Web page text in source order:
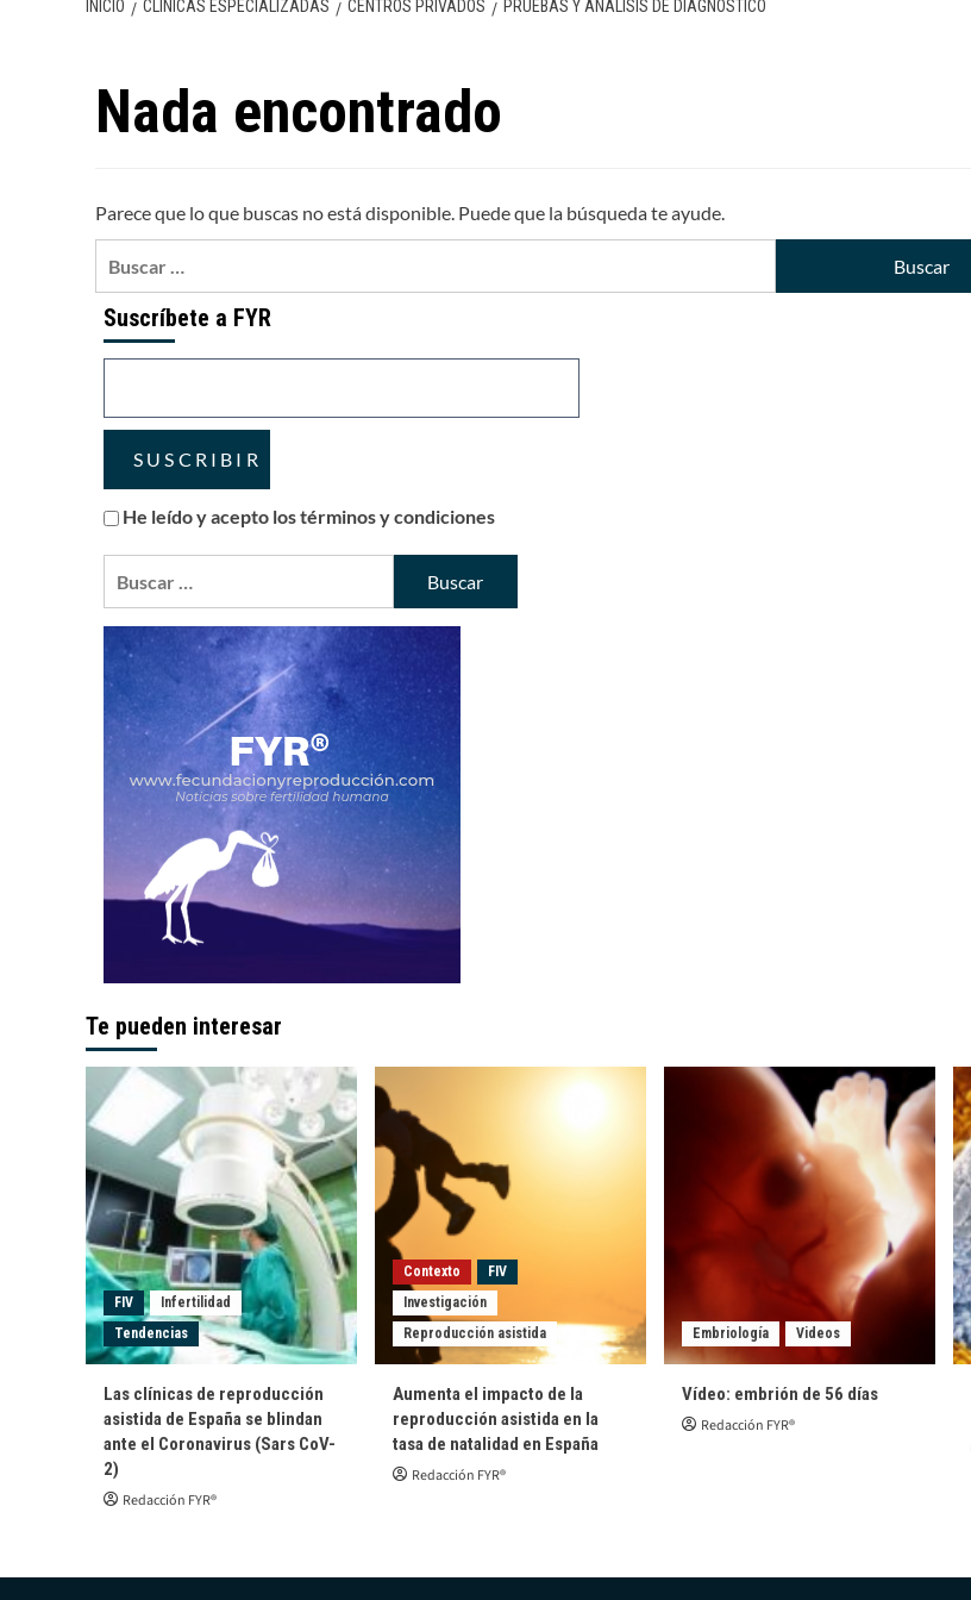
INICIO CLÍNICAS ESPECIALIZADAS CENTROS PRIVADOS PRUEBAS Y ANÁLISIS DE DIAGNÓSTICO
Nada encontrado
Parece que lo que buscas no está disponible. Puede que la búsqueda te ayude.
Suscríbete a FYR
He leído y acepto los términos y condiciones
Te pueden interesar
FIV
Infertilidad
Tendencias
Las clínicas de reproducción
asistida de España se blindan
ante el Coronavirus (Sars CoV-
2)
Redacción FYR®
Contexto
FIV
Investigación
Reproducción asistida
Aumenta el impacto de la
reproducción asistida en la
tasa de natalidad en España
Redacción FYR®
Embriología Videos
Vídeo: embrión de 56 días
Redacción FYR®